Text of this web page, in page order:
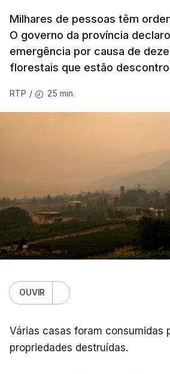
Milhares de pessoas têm
O governo da província
emergência por causa de
florestais que estão
RTP / 25 min.
OUVIR
Várias casas foram consumidas
propriedades destruídas.